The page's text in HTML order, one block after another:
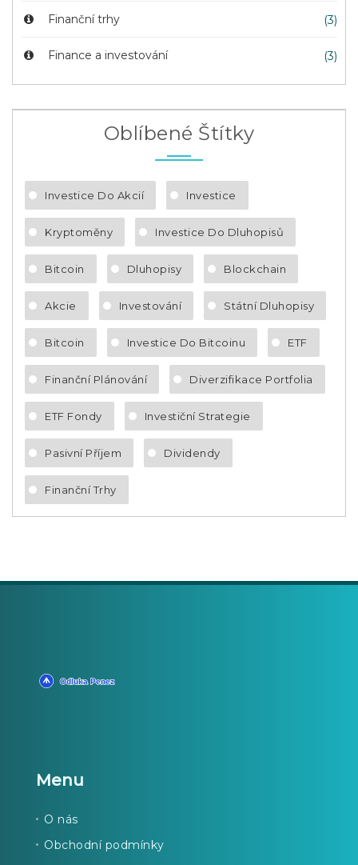
Finanční trhy (3)
Finance a investování (3)
Oblíbené Štítky
Investice Do Akcií Investice
Kryptoměny Investice Do Dluhopisů
Bitcoin Dluhopisy Blockchain
Akcie Investování Státní Dluhopisy
Bitcoin Investice Do Bitcoinu ETF
Finanční Plánování Diverzifikace Portfolia
ETF Fondy Investiční Strategie
Pasivní Příjem Dividendy
Finanční Trhy
Menu
O nás
Obchodní podmínky